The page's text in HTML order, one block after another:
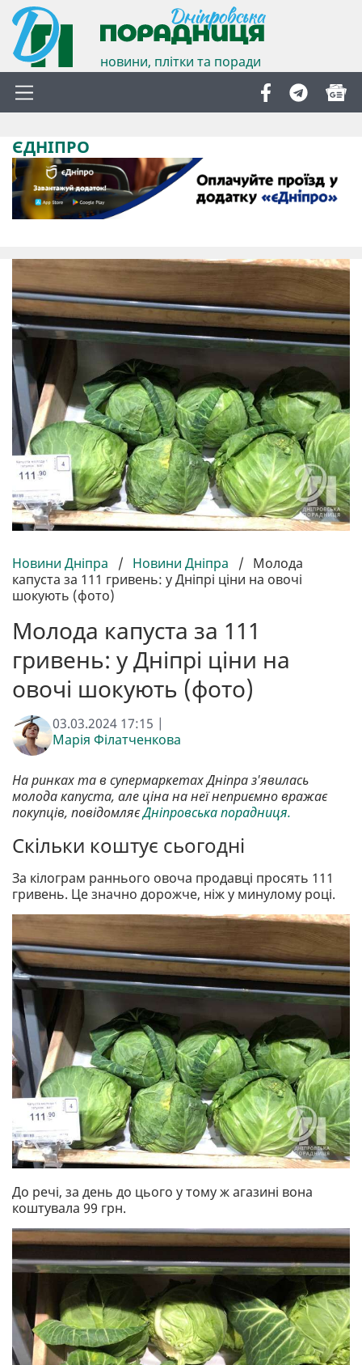
новини, плітки та поради
ЄДНІПРО
Новини Дніпра / Новини Дніпра / Молода
капуста за 111 гривень: у Дніпрі ціни на овочі
шокують (фото)
Молода капуста за 111
гривень: у Дніпрі ціни на
овочі шокують (фото)
03.03.2024 17:15 |
Марія Філатченкова
На ринках та в супермаркетах Дніпра з'явилась
молода капуста, але ціна на неї неприємно вражає
покупців, повідомляєДніпровська порадниця.
Скільки коштує сьогодні
За кілограм раннього овоча продавці просять 111
гривень. Це значно дорожче, ніж у минулому році.
До речі, за день до цього у тому ж агазині вона
коштувала 99 грн.